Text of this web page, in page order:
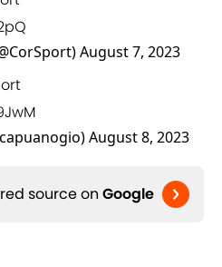
August 7, 2023
August 8, 2023
source on Google